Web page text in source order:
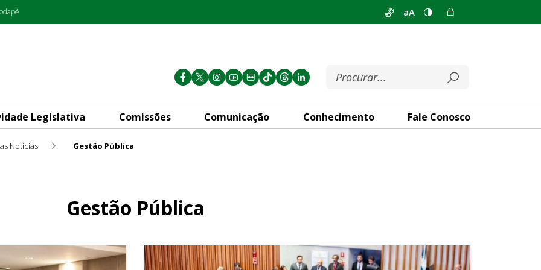
aA
Legislativa Comissões Comunicação Conhecimento Fale Conosco
Notícias Gestão Pública
Gestão Pública